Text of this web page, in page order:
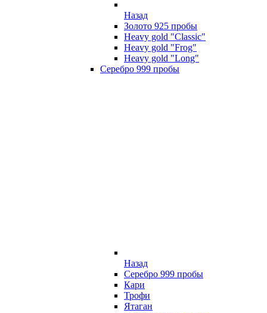
Назад
Золото 925 пробы
Heavy gold "Classic"
Heavy gold "Frog"
Heavy gold "Long"
Серебро 999 пробы
Назад
Серебро 999 пробы
Кари
Трофи
Ятаган